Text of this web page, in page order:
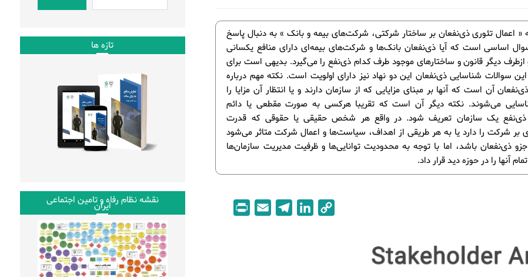
« اعمال تئوری ذی‌نفعان بر ساختار شرکتی، شرکت‌های بیمه و بانک » به دنبال پاسخ
اساسی است که آیا ذی‌نفعان بانک‌ها و شرکت‌های بیمه‌ای دارای منافع یکسانی
دیگر قانون و ساختارهای موجود طرف کدام ذی‌نفع را می‌گیرد. بدیهی است برای
سوالات شناسایی ذی‌نفعان این دو نهاد نیز دارای اولویت است. نکته مهم درباره
آن است که آنها بر مبنای مزایایی که از سازمان دارند و یا انتظار آن مزایا را
می‌شوند. نکته دیگر آن است که تقریبا هرکسی به صورت مقطعی یا دائم
ذی‌نفع یک سازمان تعریف شود. در واقع هر شخص حقیقی یا حقوقی که قدرت
بر شرکت را دارد یا به هر طریقی از اهداف، سیاست‌ها و اعمال شرکت متاثر می‌شود
ذی‌نفعان باشد، اما با توجه به محدودیت توانایی‌ها و ظرفیت مدیریت سازمان‌ها
آنها را در حوزه دید قرار داد.
تازه ها
نقشه نظام رفاه و تامین اجتماعی
ایران